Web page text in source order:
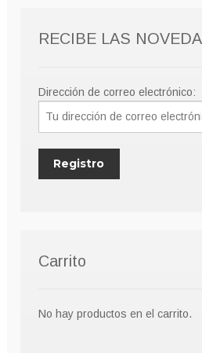
RECIBE LAS
Dirección de correo electrónico:
Carrito
No hay productos en el carrito.